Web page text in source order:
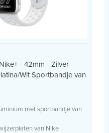
- 42mm - Zilver
Wit Sportbandje van
met sportbandje van
van Nike